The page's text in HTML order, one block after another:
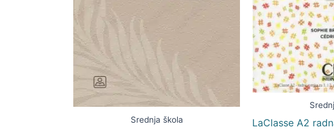
Srednja škola
LaClasse A2